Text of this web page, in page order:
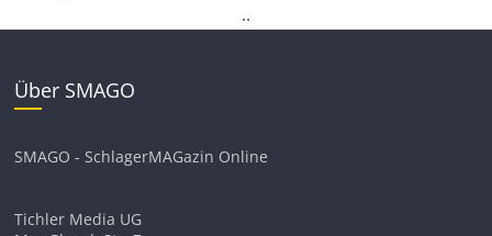
..
Über SMAGO
SMAGO - SchlagerMAGazin Online
Tichler Media UG